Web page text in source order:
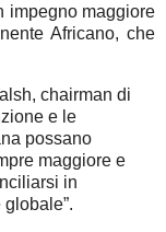
impegno maggiore
Africano, che
chairman di
e le
possano
maggiore e
in